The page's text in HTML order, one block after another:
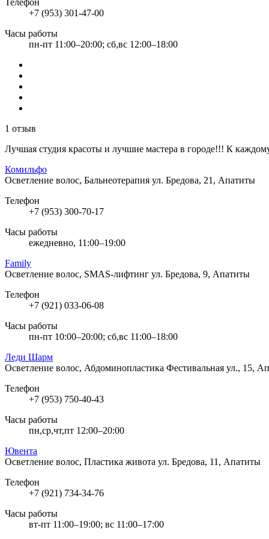
+7 (953) 301-47-00
Часы работы
пн-пт 11:00–20:00; сб,вс 12:00–18:00
1 отзыв
Лучшая студия красоты и лучшие мастера в городе!!! К
Комильфо
Осветление волос, Бальнеотерапия ул. Бредова, 21, Апатиты
Телефон
+7 (953) 300-70-17
Часы работы
ежедневно, 11:00–19:00
Family
Осветление волос, SMAS-лифтинг ул. Бредова, 9, Апатиты
Телефон
+7 (921) 033-06-08
Часы работы
пн-пт 10:00–20:00; сб,вс 11:00–18:00
Леди Шарм
Осветление волос, Абдоминопластика Фестивальная ул., 15,
Телефон
+7 (953) 750-40-43
Часы работы
пн,ср,чт,пт 12:00–20:00
Ювента
Осветление волос, Пластика живота ул. Бредова, 11, Апатиты
Телефон
+7 (921) 734-34-76
Часы работы
вт-пт 11:00–19:00; вс 11:00–17:00